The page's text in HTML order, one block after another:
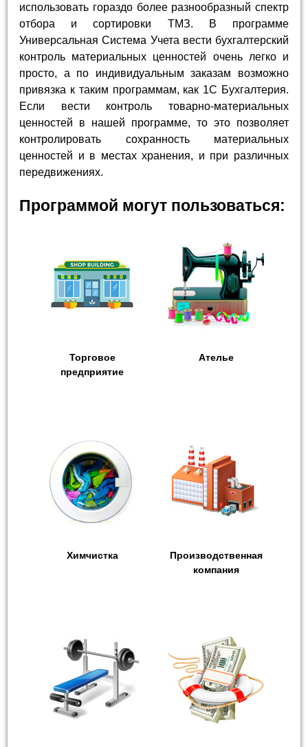
использовать гораздо более разнообразный спектр
отбора и сортировки ТМЗ. В программе
Универсальная Система Учета вести бухгалтерский
контроль материальных ценностей очень легко и
просто, а по индивидуальным заказам возможно
привязка к таким программам, как 1С Бухгалтерия.
Если вести контроль товарно-материальных
ценностей в нашей программе, то это позволяет
контролировать сохранность материальных
ценностей и в местах хранения, и при различных
передвижениях.
Программой могут пользоваться:
Торговое
предприятие
Ателье
Химчистка
Производственная
компания